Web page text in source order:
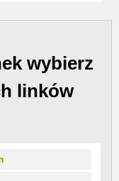
wybierz
linków